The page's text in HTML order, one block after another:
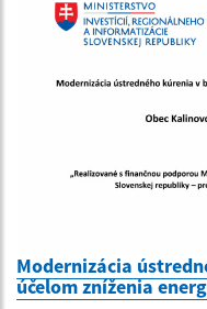
Modernizácia
účelom zníženia